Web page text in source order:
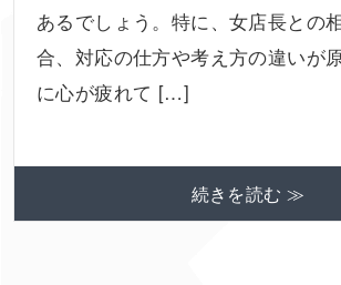
あるでしょう。特に、女店長との
合、対応の仕方や考え方の違いが
に心が疲れて […]
続きを読む ≫